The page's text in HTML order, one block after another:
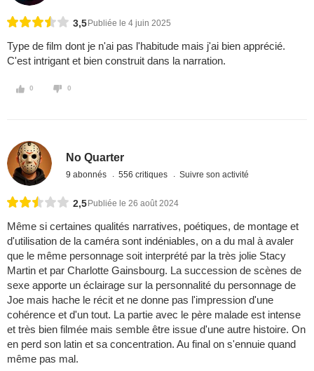
3,5 Publiée le 4 juin 2025
Type de film dont je n'ai pas l'habitude mais j'ai bien apprécié.
C'est intrigant et bien construit dans la narration.
0 0
No Quarter
9 abonnés 556 critiques Suivre son activité
2,5 Publiée le 26 août 2024
Même si certaines qualités narratives, poétiques, de montage et
d'utilisation de la caméra sont indéniables, on a du mal à avaler
que le même personnage soit interprété par la très jolie Stacy
Martin et par Charlotte Gainsbourg. La succession de scènes de
sexe apporte un éclairage sur la personnalité du personnage de
Joe mais hache le récit et ne donne pas l'impression d'une
cohérence et d'un tout. La partie avec le père malade est intense
et très bien filmée mais semble être issue d'une autre histoire. On
en perd son latin et sa concentration. Au final on s'ennuie quand
même pas mal.